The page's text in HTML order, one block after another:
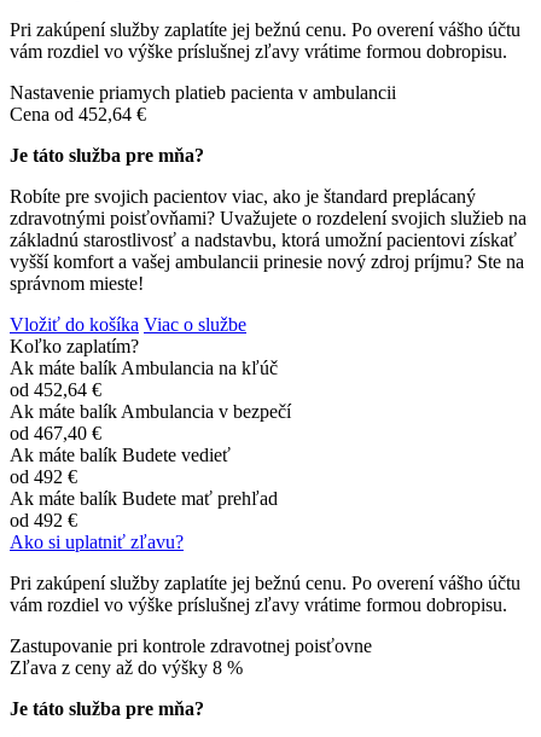
Pri zakúpení služby zaplatíte jej bežnú cenu. Po overení vášho účtu
vám rozdiel vo výške príslušnej zľavy vrátime formou dobropisu.
Nastavenie priamych platieb pacienta v ambulancii
Cena od 452,64 €
Je táto služba pre mňa?
Robíte pre svojich pacientov viac, ako je štandard preplácaný
zdravotnými poisťovňami? Uvažujete o rozdelení svojich služieb na
základnú starostlivosť a nadstavbu, ktorá umožní pacientovi získať
vyšší komfort a vašej ambulancii prinesie nový zdroj príjmu? Ste na
správnom mieste!
Vložiť do košíka Viac o službe
Koľko zaplatím?
Ak máte balík Ambulancia na kľúč
od 452,64 €
Ak máte balík Ambulancia v bezpečí
od 467,40 €
Ak máte balík Budete vedieť
od 492 €
Ak máte balík Budete mať prehľad
od 492 €
Ako si uplatniť zľavu?
Pri zakúpení služby zaplatíte jej bežnú cenu. Po overení vášho účtu
vám rozdiel vo výške príslušnej zľavy vrátime formou dobropisu.
Zastupovanie pri kontrole zdravotnej poisťovne
Zľava z ceny až do výšky 8 %
Je táto služba pre mňa?